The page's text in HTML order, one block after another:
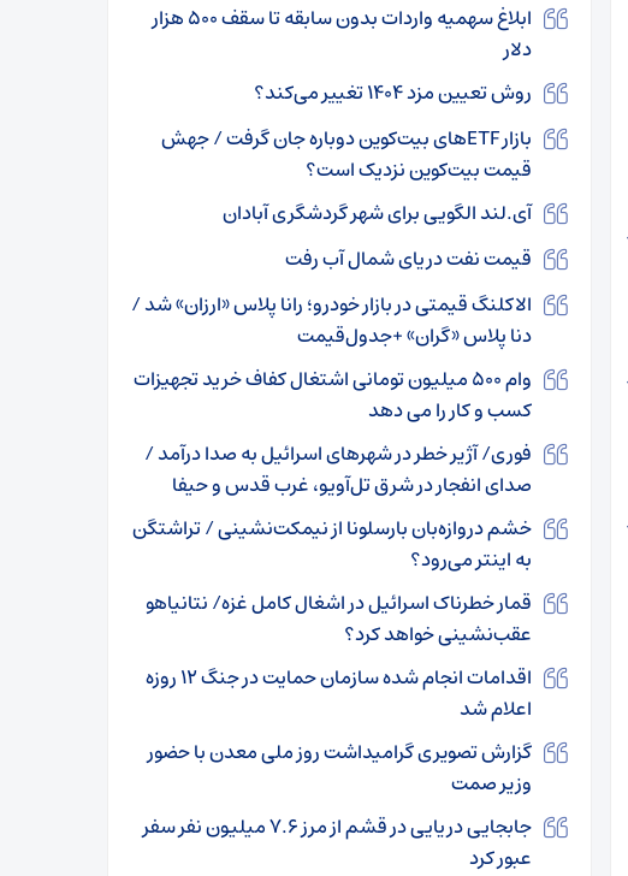
ابلاغ سهمیه واردات بدون سابقه تا سقف ۵۰۰ هزار
دلار
روش تعیین مزد ۱۴۰۴ تغییر می‌کند؟
بازار ETFهای بیت‌کوین دوباره جان گرفت / جهش
قیمت بیت‌کوین نزدیک است؟
آی.لند الگویی برای شهر گردشگری آبادان
قیمت نفت دریای شمال آب رفت
الاکلنگ قیمتی در بازار خودرو؛ رانا پلاس «ارزان» شد /
دنا پلاس «گران» +‌جدول‌قیمت
وام ۵۰۰ میلیون تومانی اشتغال کفاف خرید تجهیزات
کسب و کار را می دهد
فوری/ آژیر خطر در شهرهای اسرائیل به صدا درآمد /
صدای انفجار در شرق تل‌آویو، غرب قدس و حیفا
خشم دروازه‌بان بارسلونا از نیمکت‌نشینی / تراشتگن
به اینتر می‌رود؟
قمار خطرناک اسرائیل در اشغال کامل غزه/ نتانیاهو
عقب‌نشینی خواهد کرد؟
اقدامات انجام شده سازمان حمایت در جنگ ۱۲ روزه
اعلام شد
گزارش تصویری گرامیداشت روز ملی معدن با حضور
وزیر صمت
جابجایی دریایی در قشم از مرز ۷.۶ میلیون نفر سفر
عبور کرد